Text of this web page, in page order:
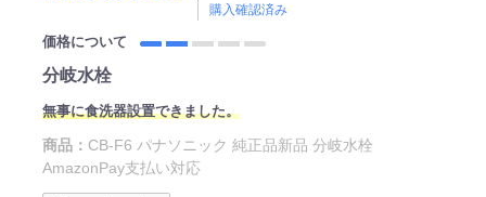
購入確認済み
価格について
分岐水栓
無事に食洗器設置できました。
商品： CB-F6 パナソニック 純正品新品 分岐水栓
AmazonPay支払い対応